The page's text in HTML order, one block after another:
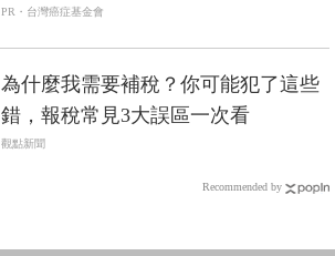
PR・台灣癌症基金會
為什麼我需要補稅？你可能犯了這些
錯，報稅常見3大誤區一次看
觀點新聞
Recommended by